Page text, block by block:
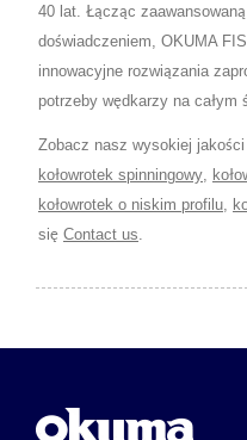
40 lat. Łącząc
doświadczeniem, OKUMA
innowacyjne rozwiązania
potrzeby wędkarzy na całym
Zobacz nasz wysokiej
kołowrotek spinningowy
kołowrotek o niskim profilu
się Contact us